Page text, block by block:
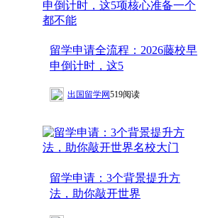
留学申请全流程：2026藤校早
申倒计时，这5
519阅读
出国留学网
留学申请：3个背景提升方
法，助你敲开世界